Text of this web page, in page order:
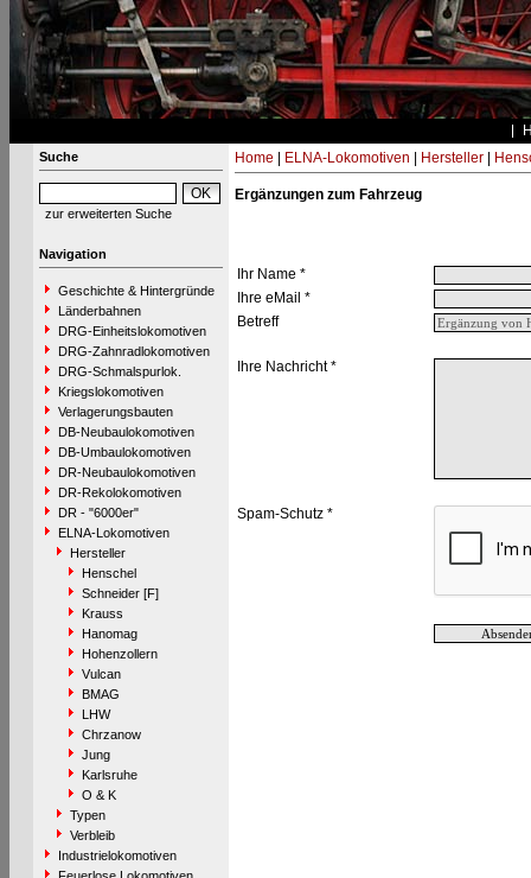
Suche
zur erweiterten Suche
Navigation
Geschichte & Hintergründe
Länderbahnen
DRG-Einheitslokomotiven
DRG-Zahnradlokomotiven
DRG-Schmalspurlok.
Kriegslokomotiven
Verlagerungsbauten
DB-Neubaulokomotiven
DB-Umbaulokomotiven
DR-Neubaulokomotiven
DR-Rekolokomotiven
DR - "6000er"
ELNA-Lokomotiven
Hersteller
Henschel
Schneider [F]
Krauss
Hanomag
Hohenzollern
Vulcan
BMAG
LHW
Chrzanow
Jung
Karlsruhe
O & K
Typen
Verbleib
Industrielokomotiven
Home ELNA-Lokomotiven Hersteller|
Ergänzungen zum Fahrzeug
Ihr Name *
Ihre eMail *
Betreff
Ihre Nachricht *
Spam-Schutz *